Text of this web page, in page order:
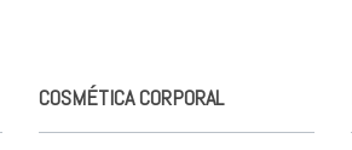
COSMÉTICA CORPORAL